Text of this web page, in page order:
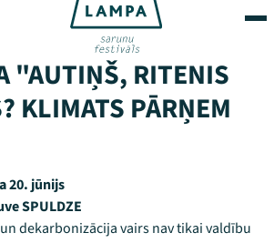
"AUTIŅŠ, RITENIS
KLIMATS PĀRŅEM
20. jūnijs
SPULDZE
dekarbonizācija vairs nav tikai valdību